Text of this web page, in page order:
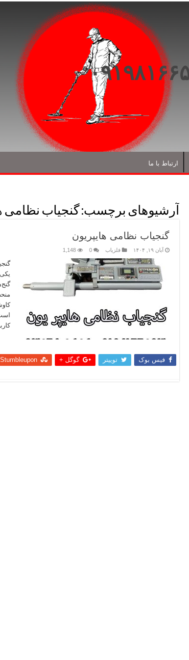
ارتباط با ما
آرشیوهای برچسب: گنجیاب نظامی
گنجیاب نظامی هایپریون
آبان ۱۹, ۱۴۰۴ فلزیاب 0
1,148
فیس بوک توییتر گوگل + Stumbleupon